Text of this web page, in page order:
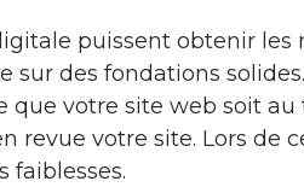
puissent obtenir les
des fondations
que votre site web soit au
revue votre site. Lors de
faiblesses.